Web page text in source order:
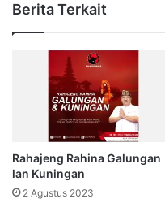
Berita Terkait
Rahajeng Rahina Galungan
lan Kuningan
2 Agustus 2023